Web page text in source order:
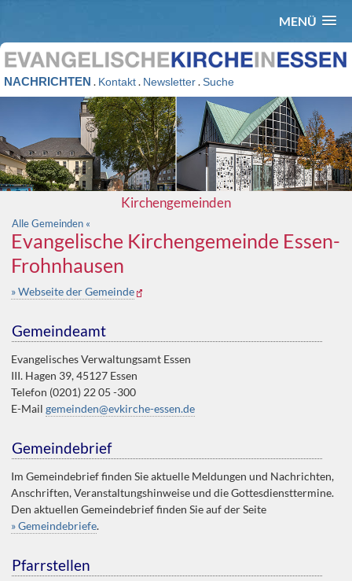
MENÜ
NACHRICHTEN . Kontakt. Newsletter.Suche
Kirchengemeinden
Alle Gemeinden «
Evangelische Kirchengemeinde Essen-
Frohnhausen
» Webseite der Gemeinde
Gemeindeamt
Evangelisches Verwaltungsamt Essen
III. Hagen 39, 45127 Essen
Telefon (0201) 22 05 -300
E-Mailgemeinden@evkirche-essen.de
Gemeindebrief
Im Gemeindebrief finden Sie aktuelle Meldungen und Nachrichten,
Anschriften, Veranstaltungshinweise und die Gottesdiensttermine.
Den aktuellen Gemeindebrief finden Sie auf der Seite
» Gemeindebriefe.
Pfarrstellen